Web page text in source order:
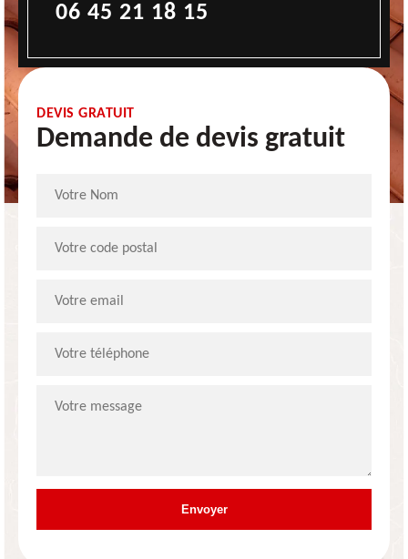
06 45 21 18 15
DEVIS GRATUIT
Demande de devis gratuit